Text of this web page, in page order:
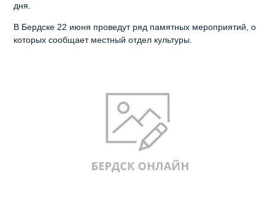
дня.
В Бердске 22 июня проведут ряд памятных мероприятий, о
которых сообщает местный отдел культуры.